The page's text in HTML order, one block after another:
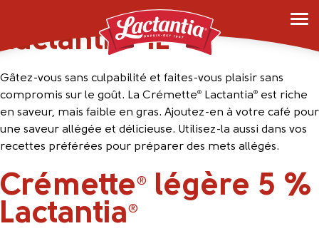
Crémette®légère 5 %
Lactantia®1L
Gâtez-vous sans culpabilité et faites-vous plaisir sans
compromis sur le goût. La Crémette® Lactantia®
est riche
en saveur, mais faible en gras. Ajoutez-en à votre café pour
une saveur allégée et délicieuse. Utilisez-la aussi dans vos
recettes préférées pour préparer des mets allégés.
Crémette®
légère 5 %
Lactantia®